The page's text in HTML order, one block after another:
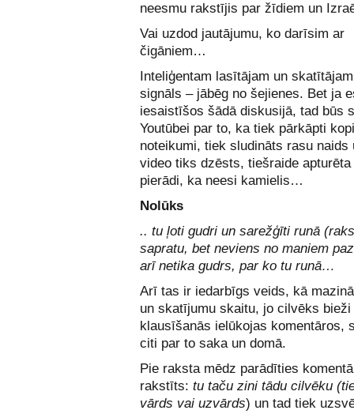
neesmu rakstījis par žīdiem un
Vai uzdod jautājumu, ko darīsim ar
čigāniem…
Inteliģentam lasītājam un
signāls – jābēg no šejienes. Bet ja
iesaistīšos šādā diskusijā, tad būs
Youtūbei par to, ka tiek pārkāpti
noteikumi, tiek sludināts rasu naids
video tiks dzēsts, tiešraide apturēta
pierādi, ka neesi kamielis…
Nolūks
.. tu ļoti gudri un sarežģīti runā
sapratu, bet neviens no maniem
arī netika gudrs, par ko tu runā…
Arī tas ir iedarbīgs veids, kā
un skatījumu skaitu, jo cilvēks
klausīšanās ielūkojas komentāros,
citi par to saka un domā.
Pie raksta mēdz parādīties
rakstīts: tu taču zini tādu cilvēku
vārds vai uzvārds) un tad tiek